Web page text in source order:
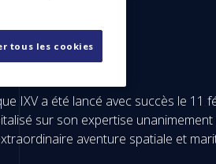
IXV a été lancé avec succès le 11
sur son expertise
aventure spatiale et
tous les cookies